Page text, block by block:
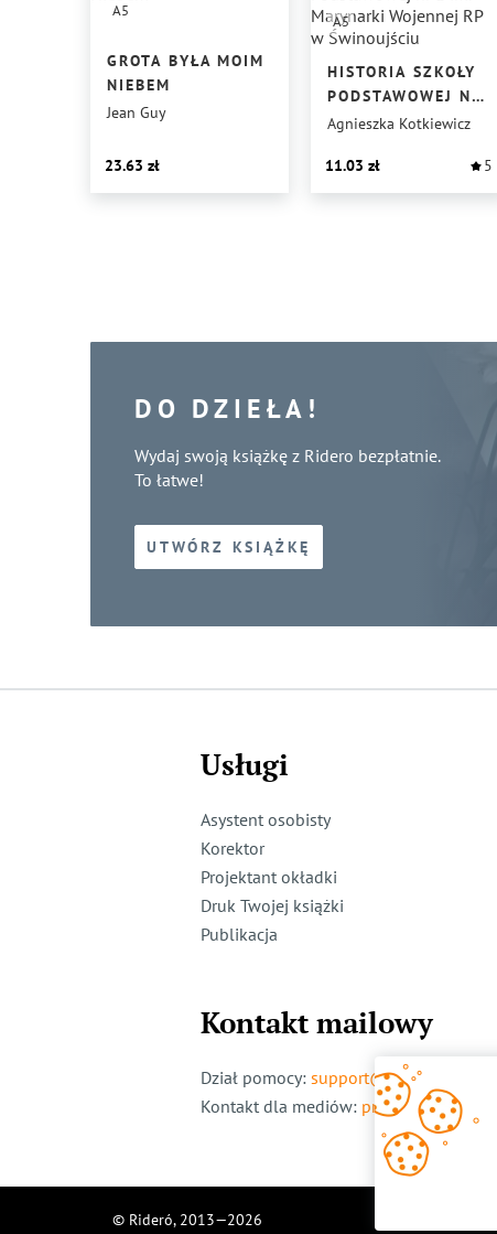
A5
GROTA BYŁA MOIM
NIEBEM
Jean Guy
23.63
A5
HISTORIA SZKOŁY
PODSTAWOWEJ NR
1 IM. MARYNARKI
W ŚWINOUJŚCIU
Agnieszka Kotkiewicz
11.03 5
DO DZIEŁA!
Wydaj swoją książkę z Ridero bezpłatnie.
To łatwe!
UTWÓRZ KSIĄŻKĘ
Usługi
Asystent osobisty
Korektor
Projektant okładki
Druk Twojej książki
Publikacja
Kontakt mailowy
Dział pomocy: support@ridero.pl
Kontakt dla mediów: pr@ridero.pl
© Rideró, 2013—2026